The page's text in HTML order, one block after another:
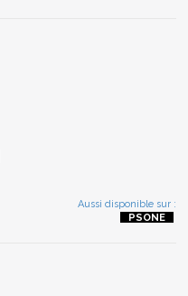
Aussi disponible sur :